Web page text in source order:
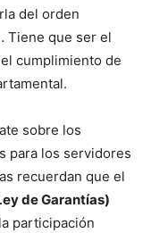
del orden
Tiene que ser el
cumplimiento de
sobre los
para los servidores
recuerdan que el
de Garantías)
participación